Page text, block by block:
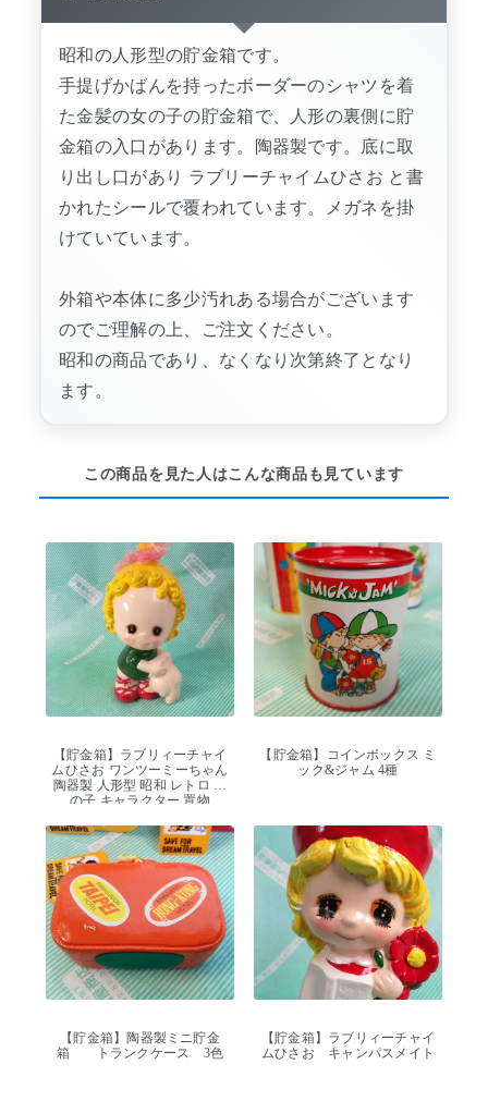
昭和の人形型の貯金箱です。
手提げかばんを持ったボーダーのシャツを着
た金髪の女の子の貯金箱で、人形の裏側に貯
金箱の入口があります。陶器製です。底に取
り出し口があり ラブリーチャイムひさお と書
かれたシールで覆われています。メガネを掛
けていています。
外箱や本体に多少汚れある場合がございます
のでご理解の上、ご注文ください。
昭和の商品であり、なくなり次第終了となり
ます。
この商品を見た人はこんな商品も見ています
【貯金箱】ラブリィーチャイ
ムひさお ワンツーミーちゃん
陶器製 人形型 昭和 レトロ 女
の子 キャラクター 置物
【貯金箱】コインボックス ミ
ック&ジャム 4種
【貯金箱】陶器製ミニ貯金
箱 トランクケース 3色
【貯金箱】ラブリィーチャイ
ムひさお キャンパスメイト